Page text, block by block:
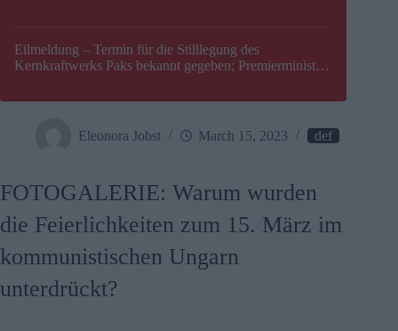
Eilmeldung – Termin für die Stilllegung des
Kernkraftwerks Paks bekannt gegeben; Premierminister
Eleonora Jobst March 15, 2023 def
FOTOGALERIE: Warum wurden
die Feierlichkeiten zum 15. März im
kommunistischen Ungarn
unterdrückt?